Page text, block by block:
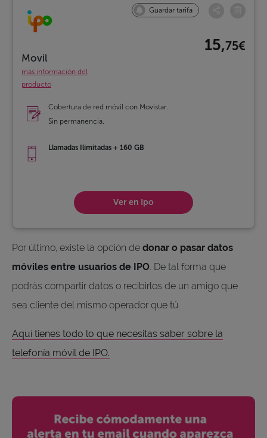
Guardar tarifa
Movil
más información del
producto
15,75€
Ver en Ipo
Cobertura de red móvil con Movistar.
Sin permanencia.
Llamadas Ilimitadas + 160 GB
Por último, existe la opción de donar o pasar datos
móviles entre usuarios de IPO. De tal forma que
podrás compartir datos o recibirlos de un amigo que
sea cliente del mismo operador que tú.
Aquí tienes todo lo que necesitas saber sobre la
telefonía móvil de IPO.